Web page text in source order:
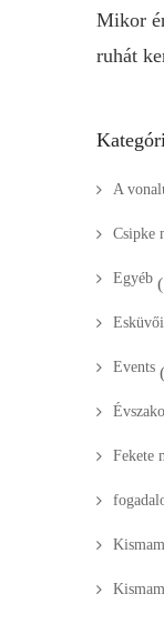
Mikor
ruhát
A
Csipke
Egyéb
Events
Fekete